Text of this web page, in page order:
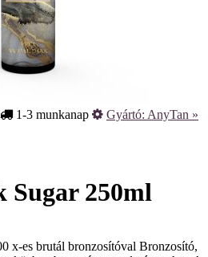
1-3 munkanap Gyártó: AnyTan »
Sugar 250ml
x-es brutál bronzosítóval Bronzosító,